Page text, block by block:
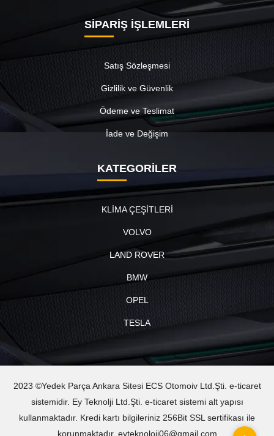
SİPARİŞ İŞLEMLERİ
Satış Sözleşmesi
Gizlilik ve Güvenlik
Ödeme ve Teslimat
İade ve Değişim
KATEGORİLER
KLİMA ÇEŞİTLERİ
VOLVO
LAND ROVER
BMW
OPEL
TESLA
2023 ©Yedek Parça Ankara Sitesi ECS Otomoiv Ltd.Şti. e-ticaret
sistemidir. Ey Teknolji Ltd.Şti. e-ticaret sistemi alt yapısı
kullanmaktadır. Kredi kartı bilgileriniz 256Bit SSL sertifikası ile
korunmaktadır. eyteknoloji06@gmail.com